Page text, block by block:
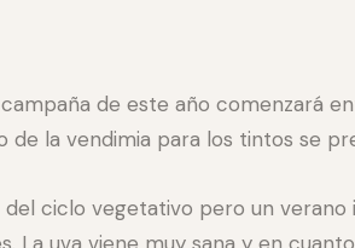
de este año comenzará
de la vendimia para los tintos se
ciclo vegetativo pero un